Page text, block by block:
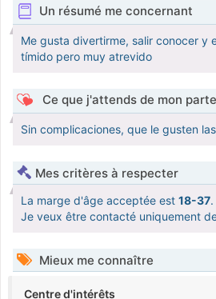
Un résumé me concernant
Me gusta divertirme, salir conocer y
tímido pero muy atrevido
Ce que j'attends de mon
Sin complicaciones, que le gusten
Mes critères à respecter
La marge d'âge acceptée est 18-37.
Je veux être contacté uniquement
Mieux me connaître
Centre d'intérêts